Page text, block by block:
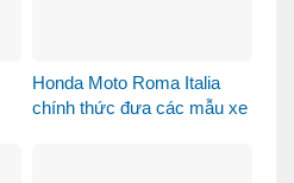
Honda Moto Roma Italia
chính thức đưa các mẫu xe